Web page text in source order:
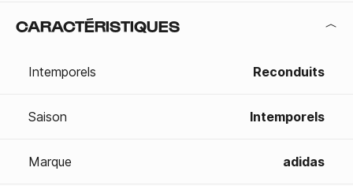
CARACTÉRISTIQUES
Intemporels Reconduits
Saison Intemporels
Marque adidas